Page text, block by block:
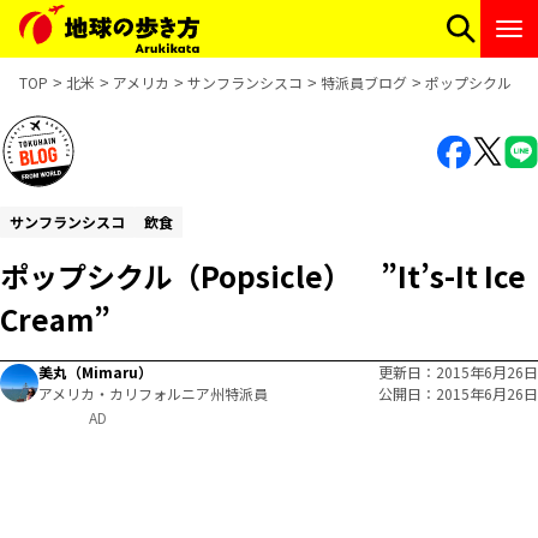
TOP 北米 アメリカ サンフランシスコ 特派員ブログ ポップシクル（
サンフランシスコ 飲食
ポップシクル（Popsicle） ”It’s-It Ice
Cream”
美丸（Mimaru）
アメリカ・カリフォルニア州特派員
更新日
2015年6月26日
公開日
2015年6月26日
AD